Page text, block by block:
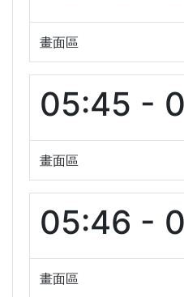
畫面區
05:45 -
畫面區
05:46 -
畫面區